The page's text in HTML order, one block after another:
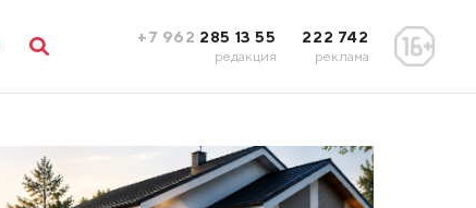
+7 962 285 13 55
редакция
222 742
реклама